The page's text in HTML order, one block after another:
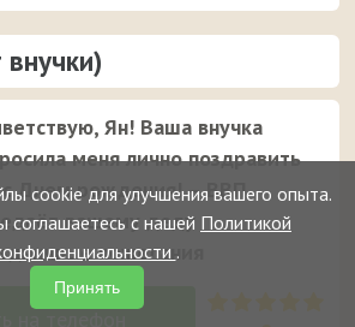
Ян! Ваша внучка
меня лично поздравить
с Днем рождения! – ВВП
вашему деду
пожелания
cookie для улучшения вашего опыта.
с нашей Политикой
.
Принять